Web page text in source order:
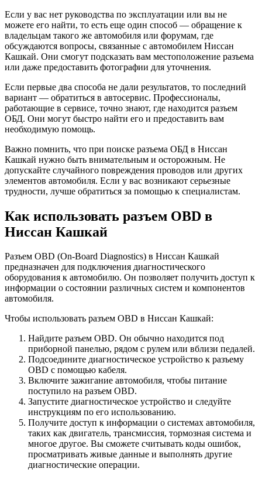
Если у вас нет руководства по эксплуатации или вы не
можете его найти, то есть еще один способ — обращение к
владельцам такого же автомобиля или форумам, где
обсуждаются вопросы, связанные с автомобилем Ниссан
Кашкай. Они смогут подсказать вам местоположение разъема
или даже предоставить фотографии для уточнения.
Если первые два способа не дали результатов, то последний
вариант — обратиться в автосервис. Профессионалы,
работающие в сервисе, точно знают, где находится разъем
ОБД. Они могут быстро найти его и предоставить вам
необходимую помощь.
Важно помнить, что при поиске разъема ОБД в Ниссан
Кашкай нужно быть внимательным и осторожным. Не
допускайте случайного повреждения проводов или других
элементов автомобиля. Если у вас возникают серьезные
трудности, лучше обратиться за помощью к специалистам.
Как использовать разъем OBD в
Ниссан Кашкай
Разъем OBD (On-Board Diagnostics) в Ниссан Кашкай
предназначен для подключения диагностического
оборудования к автомобилю. Он позволяет получить доступ к
информации о состоянии различных систем и компонентов
автомобиля.
Чтобы использовать разъем OBD в Ниссан Кашкай:
Найдите разъем OBD. Он обычно находится под
приборной панелью, рядом с рулем или вблизи педалей.
Подсоедините диагностическое устройство к разъему
OBD с помощью кабеля.
Включите зажигание автомобиля, чтобы питание
поступило на разъем OBD.
Запустите диагностическое устройство и следуйте
инструкциям по его использованию.
Получите доступ к информации о системах автомобиля,
таких как двигатель, трансмиссия, тормозная система и
многое другое. Вы сможете считывать коды ошибок,
просматривать живые данные и выполнять другие
диагностические операции.